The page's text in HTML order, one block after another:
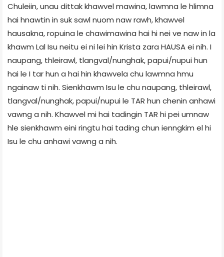
Chuleiin, unau dittak khawvel mawina, lawmna le hlimna
hai hnawtin in suk sawl nuom naw rawh, khawvel
hausakna, ropuina le chawimawina hai hi nei ve naw in la
khawm Lal Isu neitu ei ni lei hin Krista zara HAUSA ei nih. I
naupang, thleirawl, tlangval/nunghak, papui/nupui hun
hai le I tar hun a hai hin khawvela chu lawmna hmu
ngainaw ti nih. Sienkhawm Isu le chu naupang, thleirawl,
tlangval/nunghak, papui/nupui le TAR hun chenin anhawi
vawng a nih. Khawvel mi hai tadingin TAR hi pei umnaw
hle sienkhawm eini ringtu hai tading chun ienngkim el hi
Isu le chu anhawi vawng a nih.